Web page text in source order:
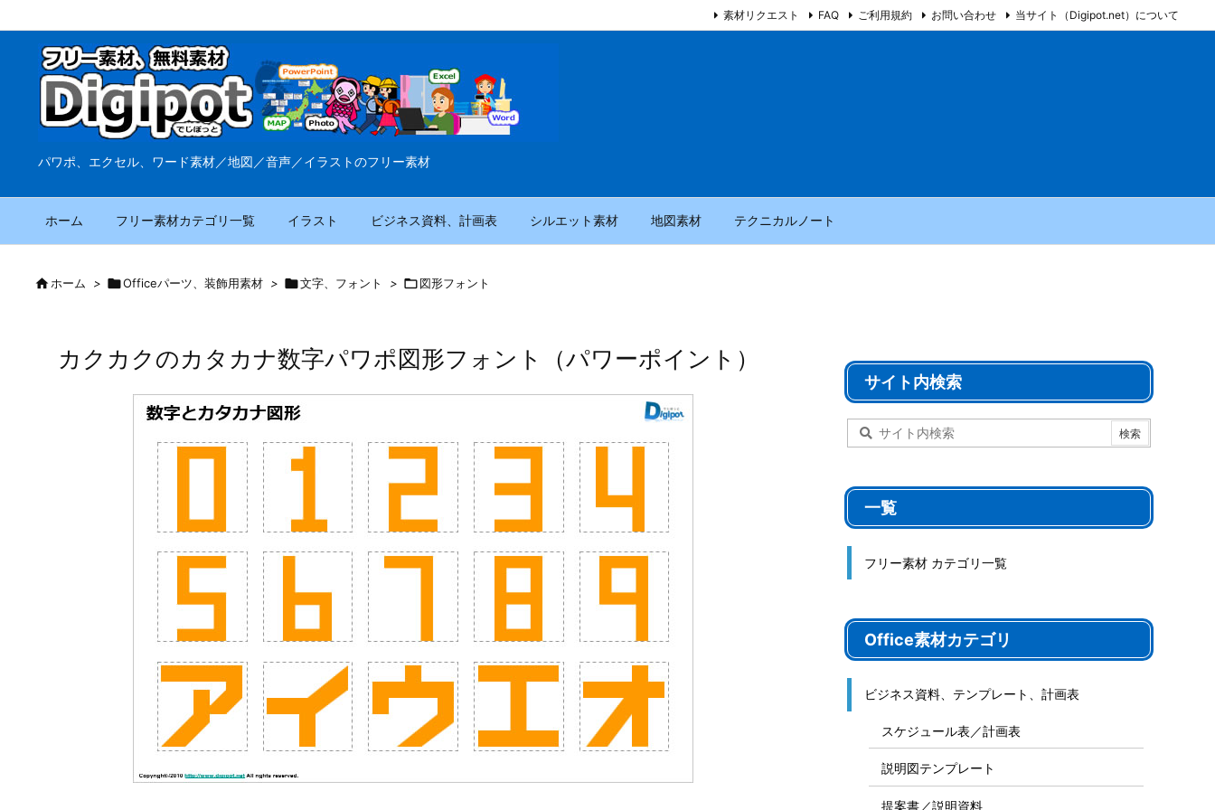
パワポ、エクセル、ワード素材／地図／音声／イラストのフリー素材
ホーム フリー素材カテゴリ一覧 イラスト ビジネス資料、計画表 シルエット素材 地図素材 テクニカルノート
素材リクエスト FAQ ご利用規約 お問い合わせ 当サイト（Digipot.net）について
ホーム > Officeパーツ、装飾用素材 > 文字、フォント > 図形フォント
カクカクのカタカナ数字パワポ図形フォント（パワーポイント）
サイト内検索
一覧
フリー素材 カテゴリ一覧
Office素材カテゴリ
ビジネス資料、テンプレート、計画表
スケジュール表／計画表
説明図テンプレート
提案書／説明資料